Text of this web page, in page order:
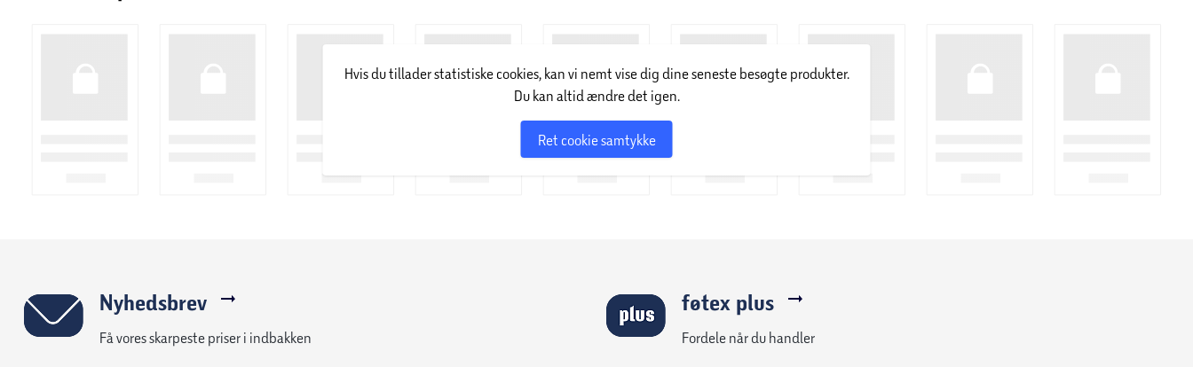
Hvis du tillader statistiske cookies, kan vi nemt vise dig dine seneste besøgte produkter.
Du kan altid ændre det igen.
Ret cookie samtykke
Nyhedsbrev
Få vores skarpeste priser i indbakken
føtex plus
Fordele når du handler